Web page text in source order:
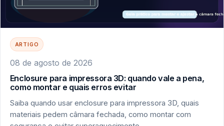
ARTIGO
08 de agosto de 2026
Enclosure para impressora 3D: quando vale a pena,
como montar e quais erros evitar
Saiba quando usar enclosure para impressora 3D, quais
materiais pedem câmara fechada, como montar com